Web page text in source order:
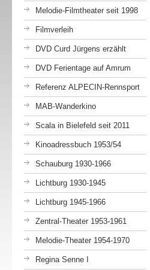
Melodie-Filmtheater seit 1998
Filmverleih
DVD Curd Jürgens erzählt
DVD Ferientage auf Amrum
Referenz ALPECIN-Rennsport
MAB-Wanderkino
Scala in Bielefeld seit 2011
Kinoadressbuch 1953/54
Schauburg 1930-1966
Lichtburg 1930-1945
Lichtburg 1945-1966
Zentral-Theater 1953-1961
Melodie-Theater 1954-1970
Regina Senne I